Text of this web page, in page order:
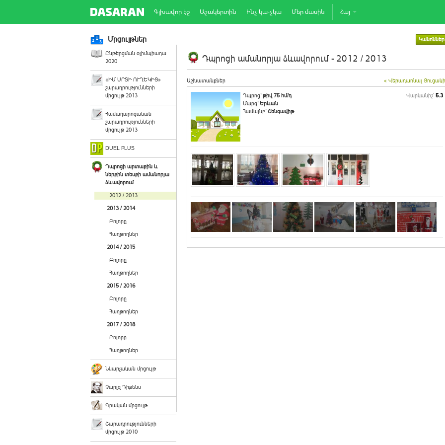
Գլխավոր էջ Աշակերտին Ինչ կա-չկա Մեր մասին Հայ
Մրցույթներ Կանոններ
Ընթերցման օլիմպիադա
2020
«ԻՄ ՍՐՏԻ ՈՒՂԵԿԻՑ»
շարադրությունների
մրցույթ 2013
Համադպրոցական
շարադրությունների
մրցույթ 2013
DUEL PLUS
Դպրոցի արտաքին և
ներքին տեսքի ամանորյա
ձևավորում
2012 / 2013
2013 / 2014
Բոլորը
Հաղթողներ
2014 / 2015
Բոլորը
Հաղթողներ
2015 / 2016
Բոլորը
Հաղթողներ
2017 / 2018
Բոլորը
Հաղթողներ
Նկարչական մրցույթ
Չարլզ Դիքենս
Գրական մրցույթ
Շարադրությունների
մրցույթ 2010
Դպրոցի ամանորյա ձևավորում - 2012 / 2013
Աշխատանքներ « Վերադառնալ
Դպրոց`թիվ 75 հմ/դ
Մարզ`Երևան
Համայնք`Շենգավիթ
Վարկանիշ՝ 5.3